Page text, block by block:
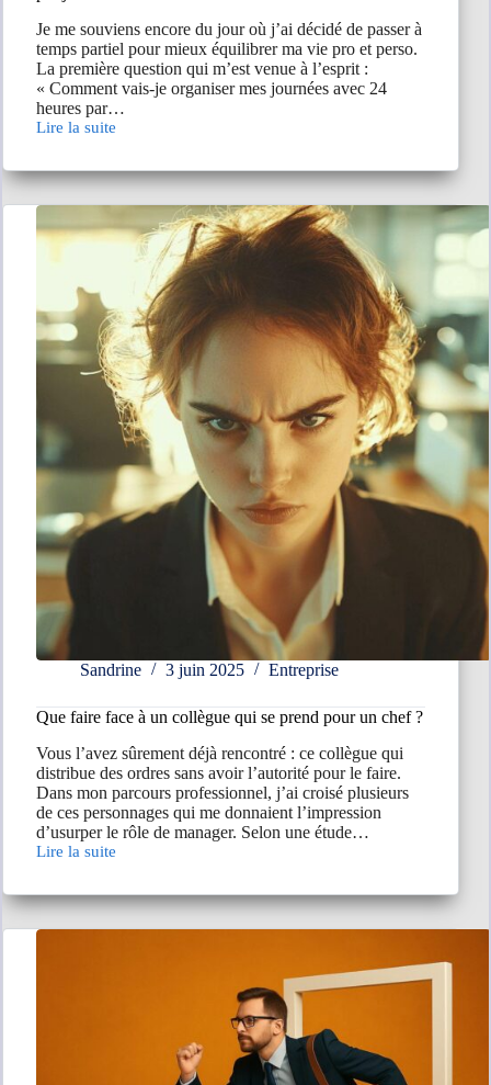
Je me souviens encore du jour où j’ai décidé de passer à
temps partiel pour mieux équilibrer ma vie pro et perso.
La première question qui m’est venue à l’esprit :
« Comment vais-je organiser mes journées avec 24
heures par…
Lire la suite
Travailler
par
semaine
équivaut
à
combien
d’heures
?
Sandrine 3 juin 2025 Entreprise
Que faire face à un collègue qui se prend pour un chef ?
Vous l’avez sûrement déjà rencontré : ce collègue qui
distribue des ordres sans avoir l’autorité pour le faire.
Dans mon parcours professionnel, j’ai croisé plusieurs
de ces personnages qui me donnaient l’impression
d’usurper le rôle de manager. Selon une étude…
Lire la suite
Que
face
à
un